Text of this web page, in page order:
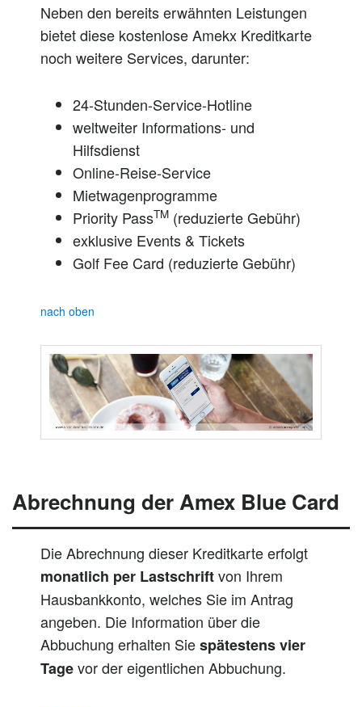
Neben den bereits erwähnten Leistungen
bietet diese kostenlose Amekx Kreditkarte
noch weitere Services, darunter:
24-Stunden-Service-Hotline
weltweiter Informations- und
Hilfsdienst
Online-Reise-Service
Mietwagenprogramme
Priority PassTM (reduzierte Gebühr)
exklusive Events & Tickets
Golf Fee Card (reduzierte Gebühr)
nach oben
Abrechnung der Amex Blue Card
Die Abrechnung dieser Kreditkarte erfolgt
monatlich per Lastschriftvon Ihrem
Hausbankkonto, welches Sie im Antrag
angeben. Die Information über die
Abbuchung erhalten Siespätestens vier
Tagevor der eigentlichen Abbuchung.